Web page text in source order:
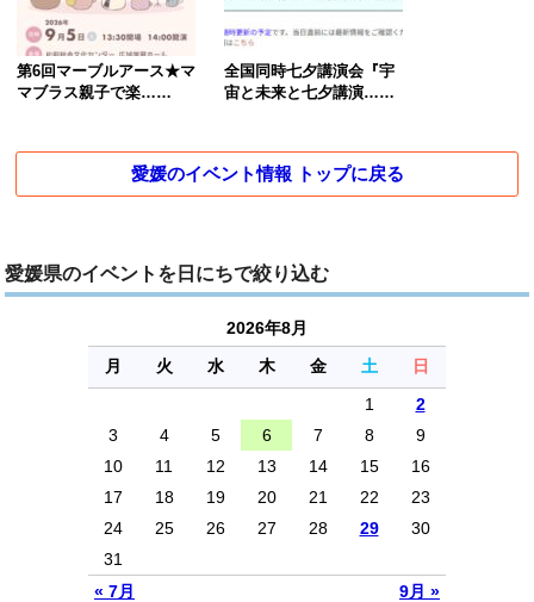
第6回マーブルアース★マ
マブラス親子で楽……
全国同時七夕講演会『宇
宙と未来と七夕講演……
愛媛のイベント情報 トップに戻る
愛媛県のイベントを日にちで絞り込む
2026年8月
月
火 水 木 金 土 日
« 7月 9月 »
1
2
3
4 5 6 7 8
9
10
11 12 13 14 15
16
17
18 19 20 21 22
23
24
25 26 27 28 29
30
31